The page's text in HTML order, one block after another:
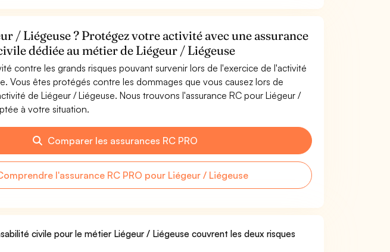
/ Liégeuse ? Protégez votre activité avec une assurance
dédiée au métier de Liégeur / Liégeuse
contre les grands risques pouvant survenir lors de l'exercice de l'activité
Vous êtes protégés contre les dommages que vous causez lors de
de Liégeur / Liégeuse. Nous trouvons l'assurance RC pour Liégeur /
à votre situation.
Comparer les assurances RC PRO
l'assurance RC PRO pour Liégeur / Liégeuse
civile pour le métier Liégeur / Liégeuse couvrent les deux risques